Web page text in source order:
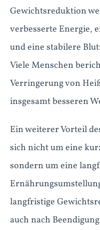
Gewichtsreduktion
verbesserte Energie,
und eine stabilere
Viele Menschen
Verringerung von
insgesamt besseren
Ein weiterer Vorteil
sich nicht um eine
sondern um eine
langfristige
auch nach